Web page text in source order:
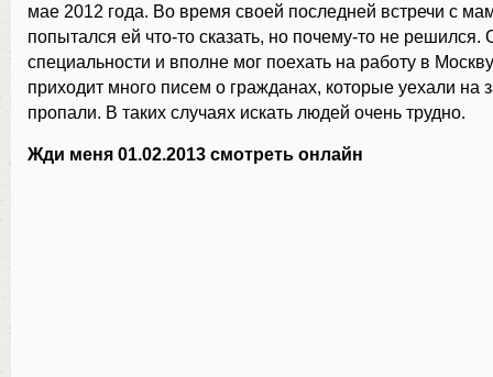
мае 2012 года. Во время своей последней встречи с
попытался ей что-то сказать, но почему-то не
специальности и вполне мог поехать на работу в
приходит много писем о гражданах, которые уехали на
пропали. В таких случаях искать людей очень трудно.
Жди меня 01.02.2013 смотреть онлайн